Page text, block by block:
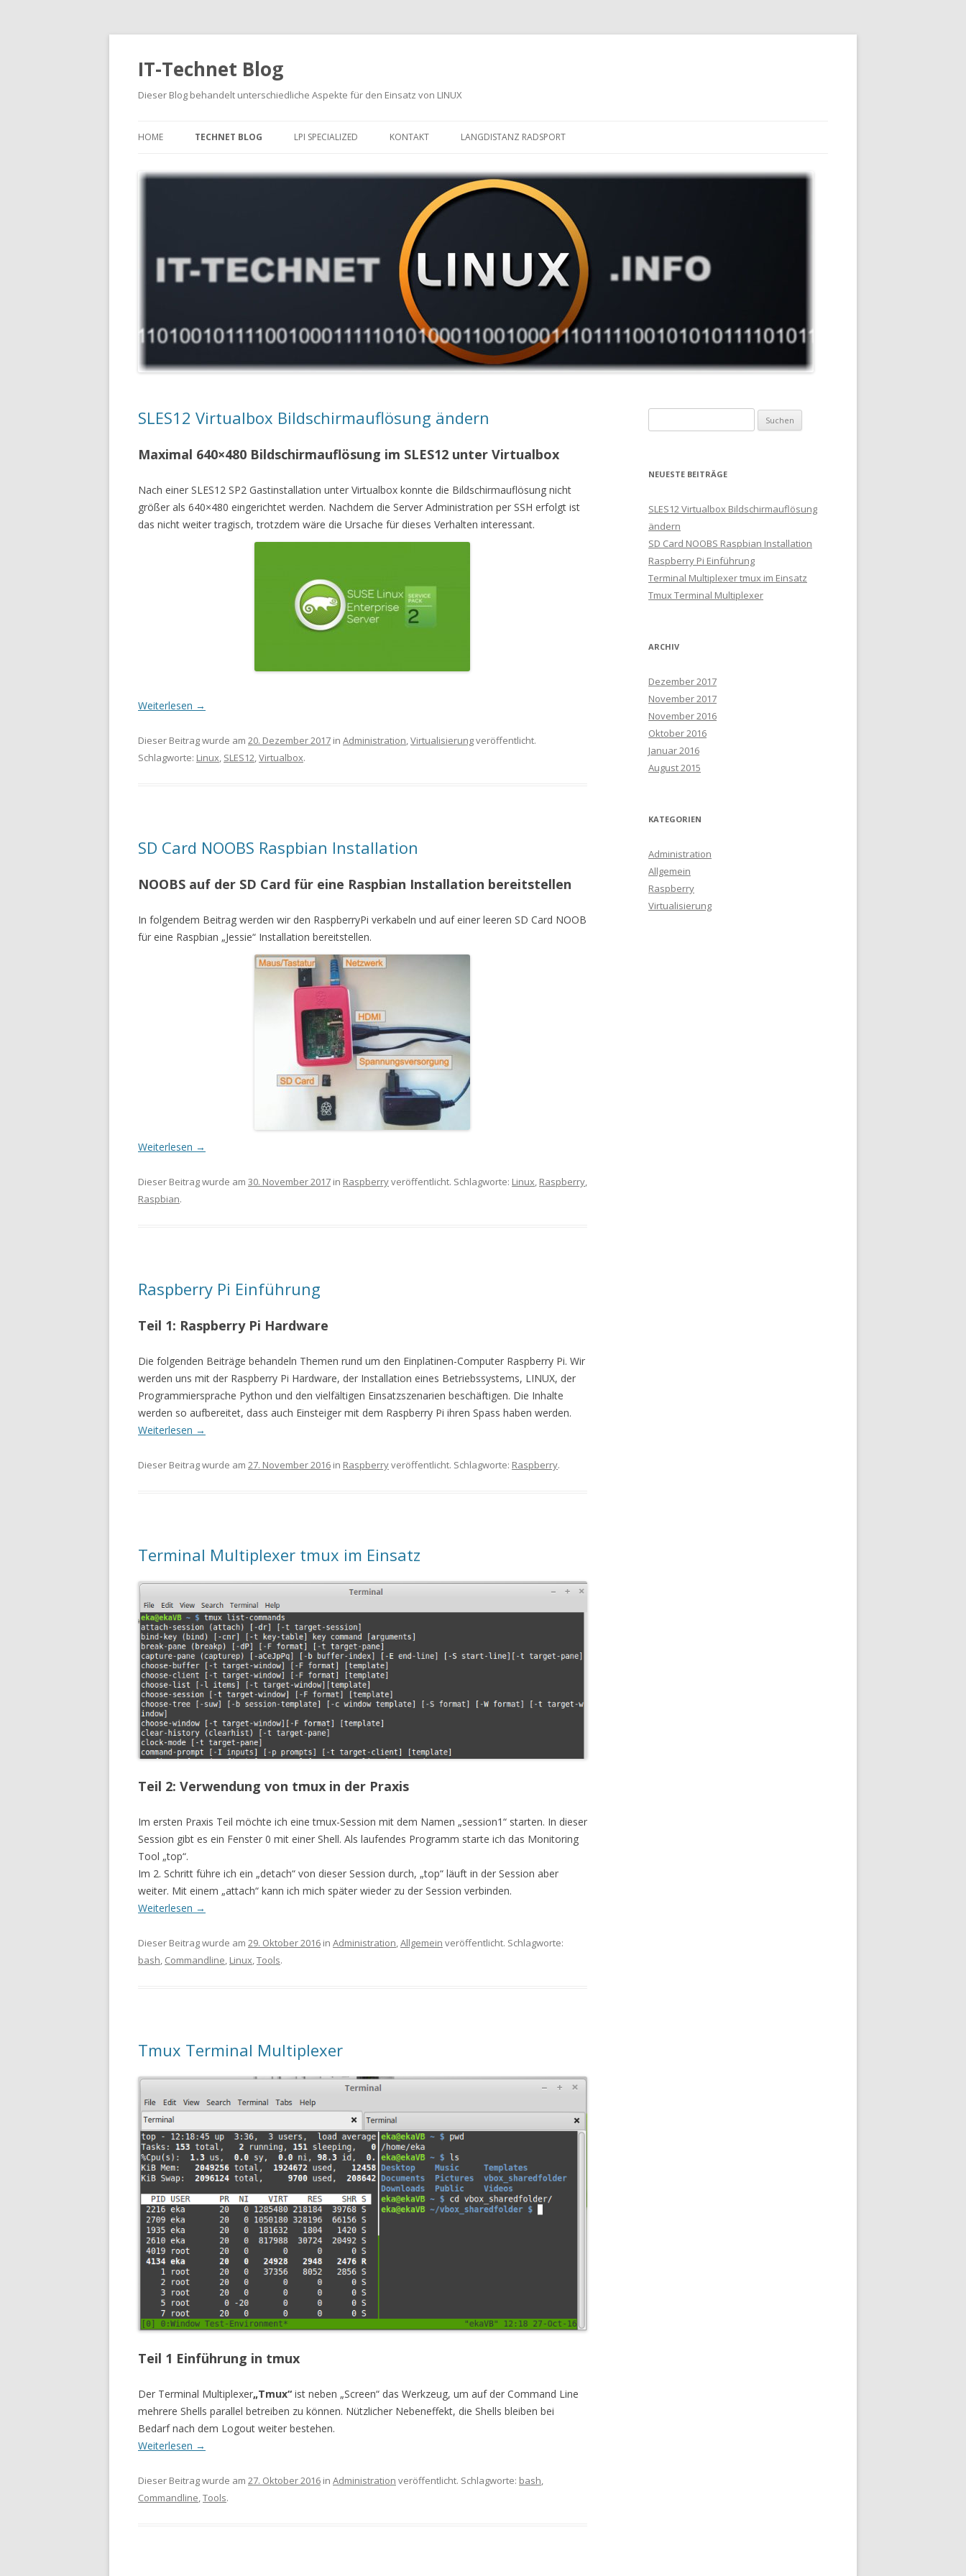
IT-Technet Blog
Dieser Blog behandelt unterschiedliche Aspekte für den Einsatz von LINUX
Inhalt
HOME TECHNET BLOG LPI SPECIALIZED KONTAKT LANGDISTANZ RADSPORT
SLES12 Virtualbox Bildschirmauflösung ändern
Maximal 640×480 Bildschirmauflösung im SLES12 unter Virtualbox
Nach einer SLES12 SP2 Gastinstallation unter Virtualbox konnte die Bildschirmauflösung nicht
größer als 640×480 eingerichtet werden. Nachdem die Server Administration per SSH erfolgt ist
das nicht weiter tragisch, trotzdem wäre die Ursache für dieses Verhalten interessant.
Weiterlesen →
Dieser Beitrag wurde am 20. Dezember 2017 in Administration,Virtualisierungveröffentlicht.
Schlagworte: Linux, SLES12,Virtualbox.
SD Card NOOBS Raspbian Installation
NOOBS auf der SD Card für eine Raspbian Installation bereitstellen
In folgendem Beitrag werden wir den RaspberryPi verkabeln und auf einer leeren SD Card NOOB
für eine Raspbian „Jessie“ Installation bereitstellen.
Weiterlesen →
Dieser Beitrag wurde am 30. November 2017 in Raspberryveröffentlicht. Schlagworte: Linux, Raspberry,
Raspbian.
Raspberry Pi Einführung
Teil 1: Raspberry Pi Hardware
Die folgenden Beiträge behandeln Themen rund um den Einplatinen-Computer Raspberry Pi. Wir
werden uns mit der Raspberry Pi Hardware, der Installation eines Betriebssystems, LINUX, der
Programmiersprache Python und den vielfältigen Einsatzszenarien beschäftigen. Die Inhalte
werden so aufbereitet, dass auch Einsteiger mit dem Raspberry Pi ihren Spass haben werden.
Weiterlesen →
Dieser Beitrag wurde am 27. November 2016 in Raspberryveröffentlicht. Schlagworte: Raspberry.
Terminal Multiplexer tmux im Einsatz
Teil 2: Verwendung von tmux in der Praxis
Im ersten Praxis Teil möchte ich eine tmux-Session mit dem Namen „session1“ starten. In dieser
Session gibt es ein Fenster 0 mit einer Shell. Als laufendes Programm starte ich das Monitoring
Tool „top“.
Im 2. Schritt führe ich ein „detach“ von dieser Session durch, „top“ läuft in der Session aber
weiter. Mit einem „attach“ kann ich mich später wieder zu der Session verbinden.
Weiterlesen →
Dieser Beitrag wurde am 29. Oktober 2016 in Administration Allgemein veröffentlicht. Schlagworte:
bash Commandline Linux Tools.
Tmux Terminal Multiplexer
Teil 1 Einführung in tmux
Der Terminal Multiplexer„Tmux“ ist neben „Screen“ das Werkzeug, um auf der Command Line
mehrere Shells parallel betreiben zu können. Nützlicher Nebeneffekt, die Shells bleiben bei
Bedarf nach dem Logout weiter bestehen.
Weiterlesen →
Dieser Beitrag wurde am 27. Oktober 2016 in Administration veröffentlicht. Schlagworte: bash,
Commandline,Tools.
nach:
NEUESTE BEITRÄGE
SLES12 Virtualbox Bildschirmauflösung
ändern
SD Card NOOBS Raspbian Installation
Raspberry Pi Einführung
Terminal Multiplexer tmux im Einsatz
Tmux Terminal Multiplexer
ARCHIV
Dezember 2017
November 2017
November 2016
Oktober 2016
Januar 2016
August 2015
KATEGORIEN
Administration
Allgemein
Raspberry
Virtualisierung